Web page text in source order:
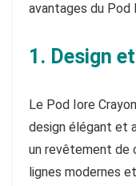
avantages du Pod
1. Design
Le Pod Iore
design élégant et
un revêtement de
lignes modernes